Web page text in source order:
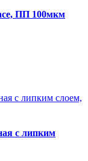
ПП 100мкм
с липким